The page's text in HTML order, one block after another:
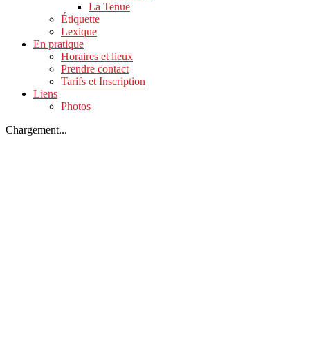
La Tenue
Étiquette
Lexique
En pratique
Horaires et lieux
Prendre contact
Tarifs et Inscription
Liens
Photos
Chargement...